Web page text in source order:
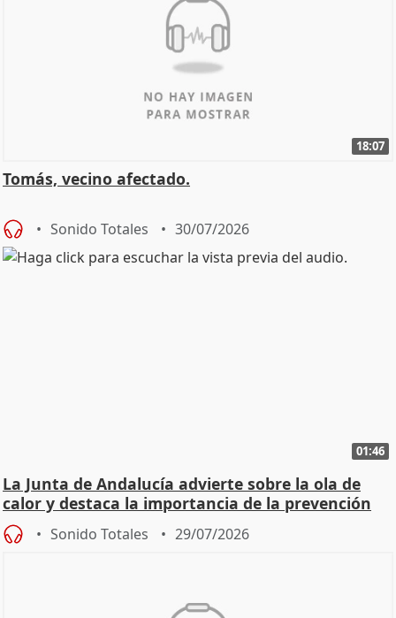
18:07
Tomás, vecino afectado.
Sonido Totales 30/07/2026
01:46
La Junta de Andalucía advierte sobre la ola de
calor y destaca la importancia de la prevención
Sonido Totales 29/07/2026